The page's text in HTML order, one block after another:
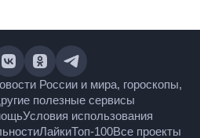
в рабочую поездку, отпуск, провести
новости России и мира,
и другие полезные сервисы
Условия использования